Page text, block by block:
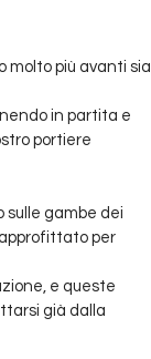
molto più avanti sia
in partita e
portiere
sulle gambe dei
per
e queste
già dalla